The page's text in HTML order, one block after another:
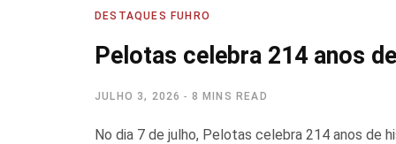
DESTAQUES FUHRO
Pelotas celebra 214 anos
JULHO 3, 2026 8 MINS READ
No dia 7 de julho, Pelotas celebra 214 anos de